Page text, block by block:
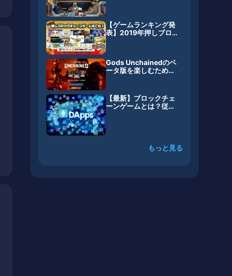
【ゲームランキング発
表】2019年押しブロ
Gods Unchainedのベ
ータ版を楽しむための
【最新】ブロックチェ
ーンゲームとは？従来
もっと見る